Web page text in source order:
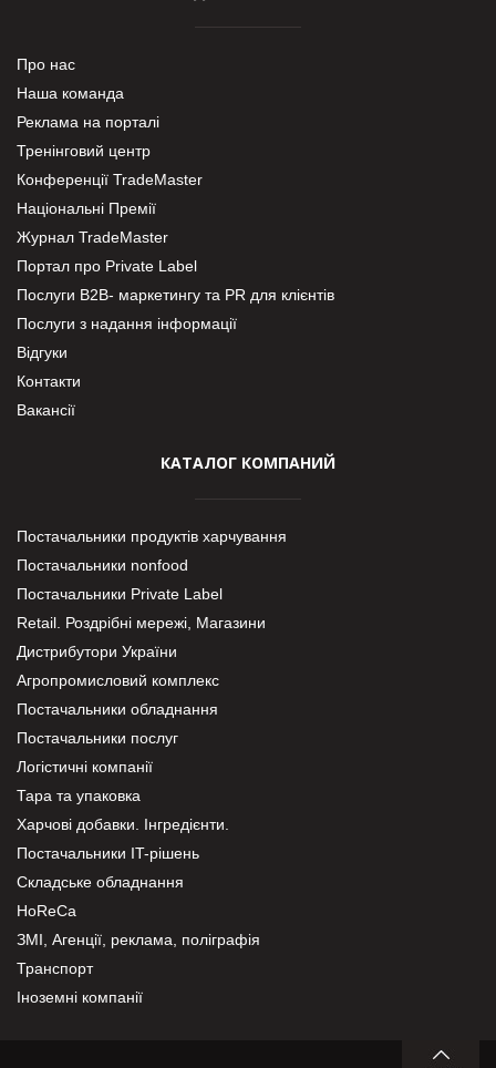
Про нас
Наша команда
Реклама на порталі
Тренінговий центр
Конференції TradeMaster
Національні Премії
Журнал TradeMaster
Портал про Private Label
Послуги В2В- маркетингу та PR для клієнтів
Послуги з надання інформації
Відгуки
Контакти
Вакансії
КАТАЛОГ КОМПАНИЙ
Постачальники продуктів харчування
Постачальники nonfood
Постачальники Private Label
Retail. Роздрібні мережі, Магазини
Дистрибутори України
Агропромисловий комплекс
Постачальники обладнання
Постачальники послуг
Логістичні компанії
Тара та упаковка
Харчові добавки. Інгредієнти.
Постачальники IT-рішень
Складське обладнання
HoReCa
ЗМІ, Агенції, реклама, поліграфія
Транспорт
Іноземні компанії